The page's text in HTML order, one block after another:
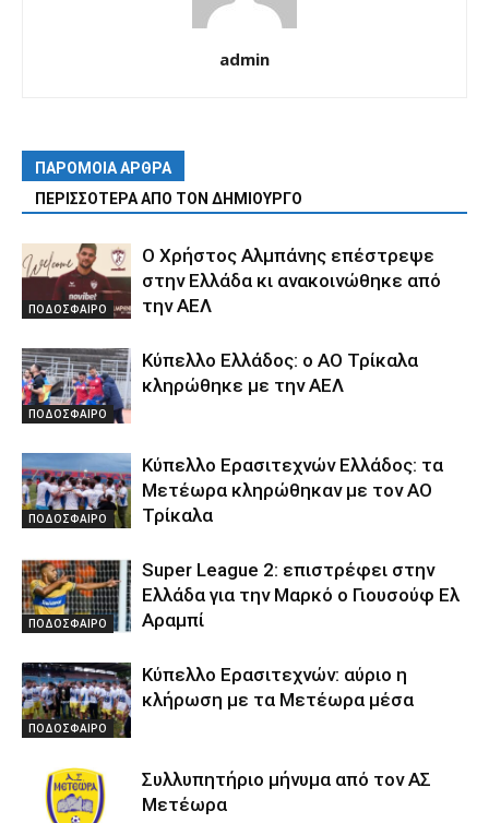
admin
ΠΑΡΟΜΟΙΑ ΑΡΘΡΑ
ΠΕΡΙΣΣΟΤΕΡΑ ΑΠΟ ΤΟΝ ΔΗΜΙΟΥΡΓΟ
ΠΟΔΟΣΦΑΙΡΟ
Ο Χρήστος Αλμπάνης επέστρεψε
στην Ελλάδα κι ανακοινώθηκε από
την ΑΕΛ
ΠΟΔΟΣΦΑΙΡΟ
Κύπελλο Ελλάδος: ο ΑΟ Τρίκαλα
κληρώθηκε με την ΑΕΛ
ΠΟΔΟΣΦΑΙΡΟ
Κύπελλο Ερασιτεχνών Ελλάδος: τα
Μετέωρα κληρώθηκαν με τον ΑΟ
Τρίκαλα
ΠΟΔΟΣΦΑΙΡΟ
Super League 2: επιστρέφει στην
Ελλάδα για την Μαρκό ο Γιουσούφ Ελ
Αραμπί
ΠΟΔΟΣΦΑΙΡΟ
Κύπελλο Ερασιτεχνών: αύριο η
κλήρωση με τα Μετέωρα μέσα
Συλλυπητήριο μήνυμα από τον ΑΣ
Μετέωρα